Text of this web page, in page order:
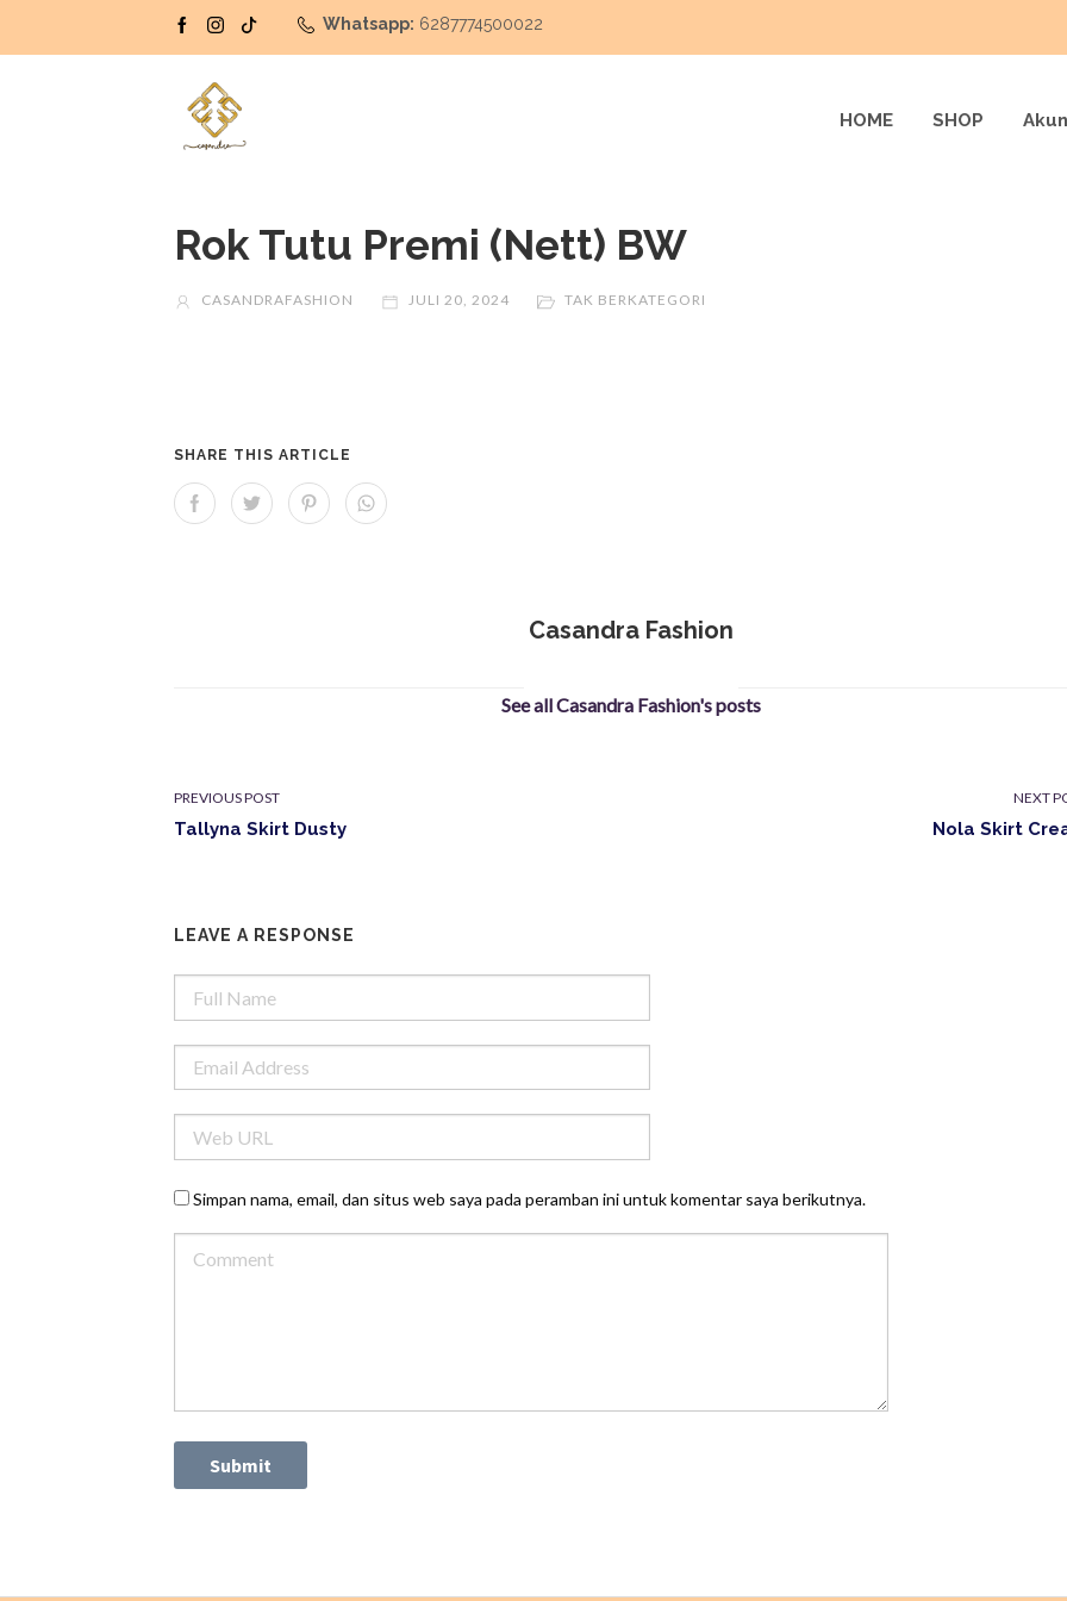
Whatsapp: 6287774500022
HOME SHOP
Rok Tutu Premi (Nett) BW
CASANDRAFASHION JULI 20, 2024 TAK BERKATEGORI
SHARE THIS ARTICLE
Casandra Fashion
See all Casandra Fashion's posts
PREVIOUS POST
Tallyna Skirt Dusty
NEXT
Nola Skirt
LEAVE A RESPONSE
Simpan nama, email, dan situs web saya pada peramban ini untuk komentar saya berikutnya.